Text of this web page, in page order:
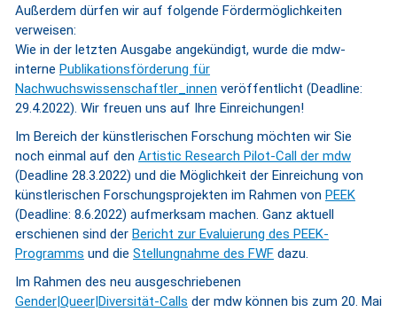
Außerdem dürfen wir auf folgende Fördermöglichkeiten
verweisen:
Wie in der letzten Ausgabe angekündigt, wurde die mdw-
interne Publikationsförderung für
Nachwuchswissenschaftler_innen veröffentlicht (Deadline:
29.4.2022). Wir freuen uns auf Ihre Einreichungen!
Im Bereich der künstlerischen Forschung möchten wir Sie
noch einmal auf den Artistic Research Pilot-Call der mdw
(Deadline 28.3.2022) und die Möglichkeit der Einreichung von
künstlerischen Forschungsprojekten im Rahmen von PEEK
(Deadline: 8.6.2022) aufmerksam machen. Ganz aktuell
erschienen sind der Bericht zur Evaluierung des PEEK-
Programms und die Stellungnahme des FWF dazu.
Im Rahmen des neu ausgeschriebenen
Gender|Queer|Diversität-Calls der mdw können bis zum 20. Mai